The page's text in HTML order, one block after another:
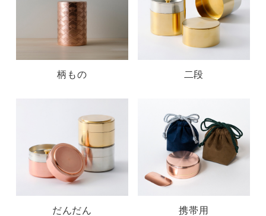
柄もの 二段
だんだん 携帯用